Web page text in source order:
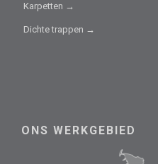
Karpetten →
Dichte trappen →
ONS WERKGEBIED